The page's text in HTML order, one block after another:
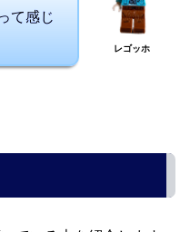
て感じ
レゴッホ